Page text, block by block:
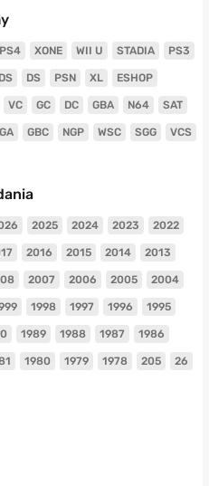
PS4 XONE WII U STADIA PS3
DS PSN XL ESHOP
VC GC DC GBA N64 SAT
GBC NGP WSC SGG VCS
2025 2024 2023 2022
2016 2015 2014 2013
2007 2006 2005 2004
1998 1997 1996 1995
1989 1988 1987 1986
1980 1979 1978 205 26